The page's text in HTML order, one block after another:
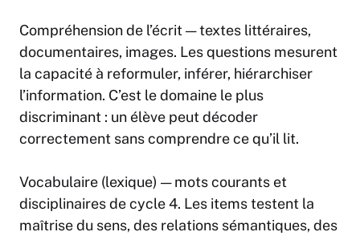
Compréhension de l’écrit— textes littéraires,
documentaires, images. Les questions mesurent
la capacité à reformuler, inférer, hiérarchiser
l’information. C’est le domaine le plus
discriminant : un élève peut décoder
correctement sans comprendre ce qu’il lit.
Vocabulaire (lexique) — mots courants et
disciplinaires de cycle 4. Les items testent la
maîtrise du sens, des relations sémantiques, des